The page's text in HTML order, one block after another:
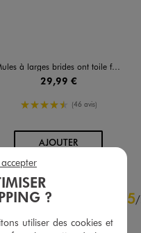
à larges brides ont toile femme - 5 Miles
29,99 €
4.5/5 de moyenne
(46 avis)
AJOUTERAU PANIER
5/
?
utiliser des cookies et